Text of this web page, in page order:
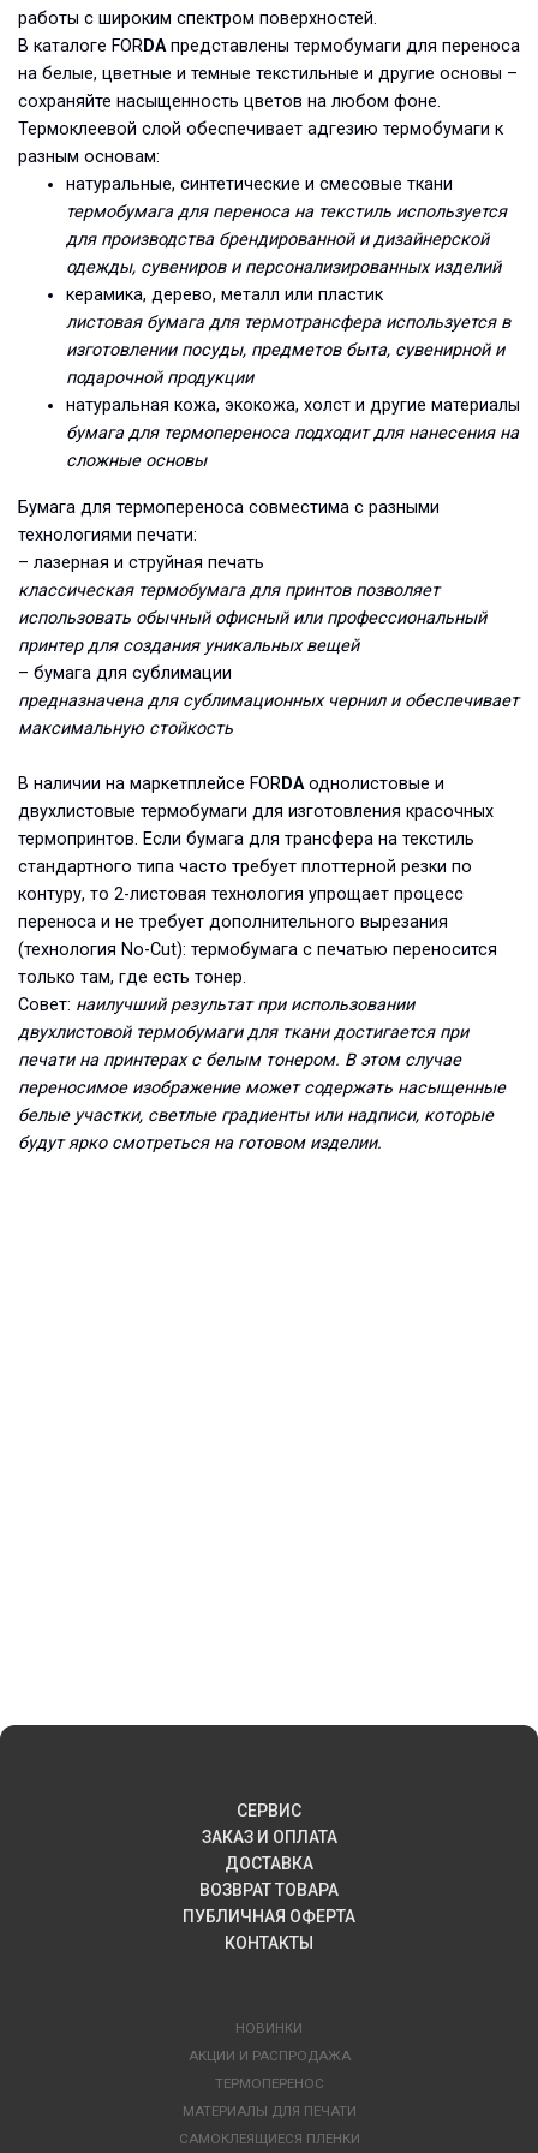
работы с широким спектром поверхностей.
В каталоге FORDAпредставлены термобумаги для переноса
на белые, цветные и темные текстильные и другие основы –
сохраняйте насыщенность цветов на любом фоне.
Термоклеевой слой обеспечивает адгезию термобумаги к
разным основам:
натуральные, синтетические и смесовые ткани
термобумага для переноса на текстиль используется
для производства брендированной и дизайнерской
одежды, сувениров и персонализированных изделий
керамика, дерево, металл или пластик
листовая бумага для термотрансфера используется в
изготовлении посуды, предметов быта, сувенирной и
подарочной продукции
натуральная кожа, экокожа, холст и другие материалы
бумага для термопереноса подходит для нанесения на
сложные основы
Бумага для термопереноса совместима с разными
технологиями печати:
– лазерная и струйная печать
классическая термобумага для принтов позволяет
использовать обычный офисный или профессиональный
принтер для создания уникальных вещей
– бумага для сублимации
предназначена для сублимационных чернил и обеспечивает
максимальную стойкость
В наличии на маркетплейсе FORDAоднолистовые и
двухлистовые термобумаги для изготовления красочных
термопринтов. Если бумага для трансфера на текстиль
стандартного типа часто требует плоттерной резки по
контуру, то 2-листовая технология упрощает процесс
переноса и не требует дополнительного вырезания
(технология No-Cut): термобумага с печатью переносится
только там, где есть тонер.
Совет: наилучший результат при использовании
двухлистовой термобумаги для ткани достигается при
печати на принтерах с белым тонером. В этом случае
переносимое изображение может содержать насыщенные
белые участки, светлые градиенты или надписи, которые
будут ярко смотреться на готовом изделии.
СЕРВИС
ЗАКАЗ И ОПЛАТА
ДОСТАВКА
ВОЗВРАТ ТОВАРА
ПУБЛИЧНАЯ ОФЕРТА
КОНТАКТЫ
НОВИНКИ
АКЦИИ И РАСПРОДАЖА
ТЕРМОПЕРЕНОС
МАТЕРИАЛЫ ДЛЯ ПЕЧАТИ
САМОКЛЕЯЩИЕСЯ ПЛЕНКИ